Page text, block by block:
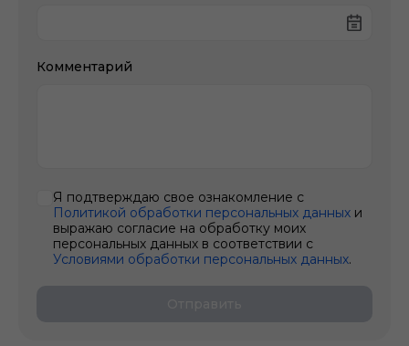
Комментарий
Я подтверждаю свое ознакомление с
Политикой обработки персональных данных и
выражаю согласие на обработку моих
персональных данных в соответствии с
Условиями обработки персональных данных.